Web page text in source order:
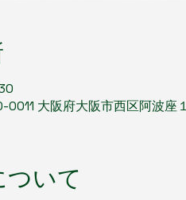
0011 大阪府大阪市西区阿波座
いて